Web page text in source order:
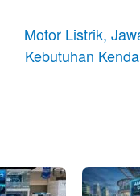
Motor Listrik,
Kebutuhan